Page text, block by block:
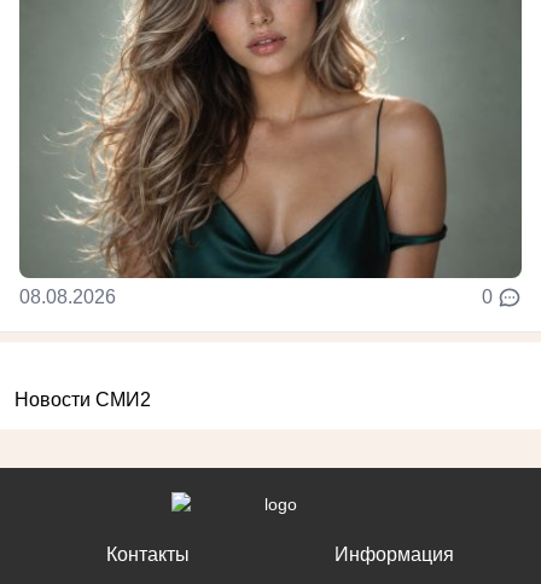
08.08.2026 0
Новости СМИ2
Контакты Информация